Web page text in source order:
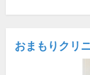
おまもりクリ